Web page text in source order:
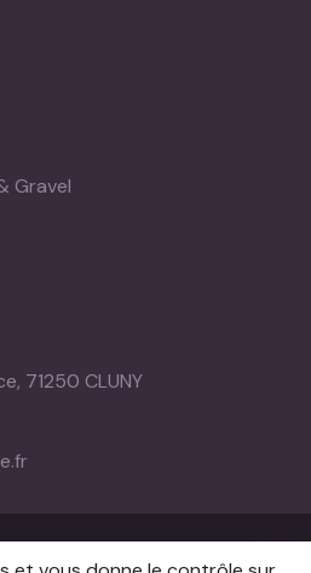
Gravel
71250 CLUNY
de Site Internet : IMS ON